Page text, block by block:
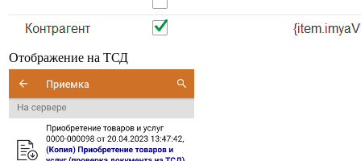
Отображение на ТСД